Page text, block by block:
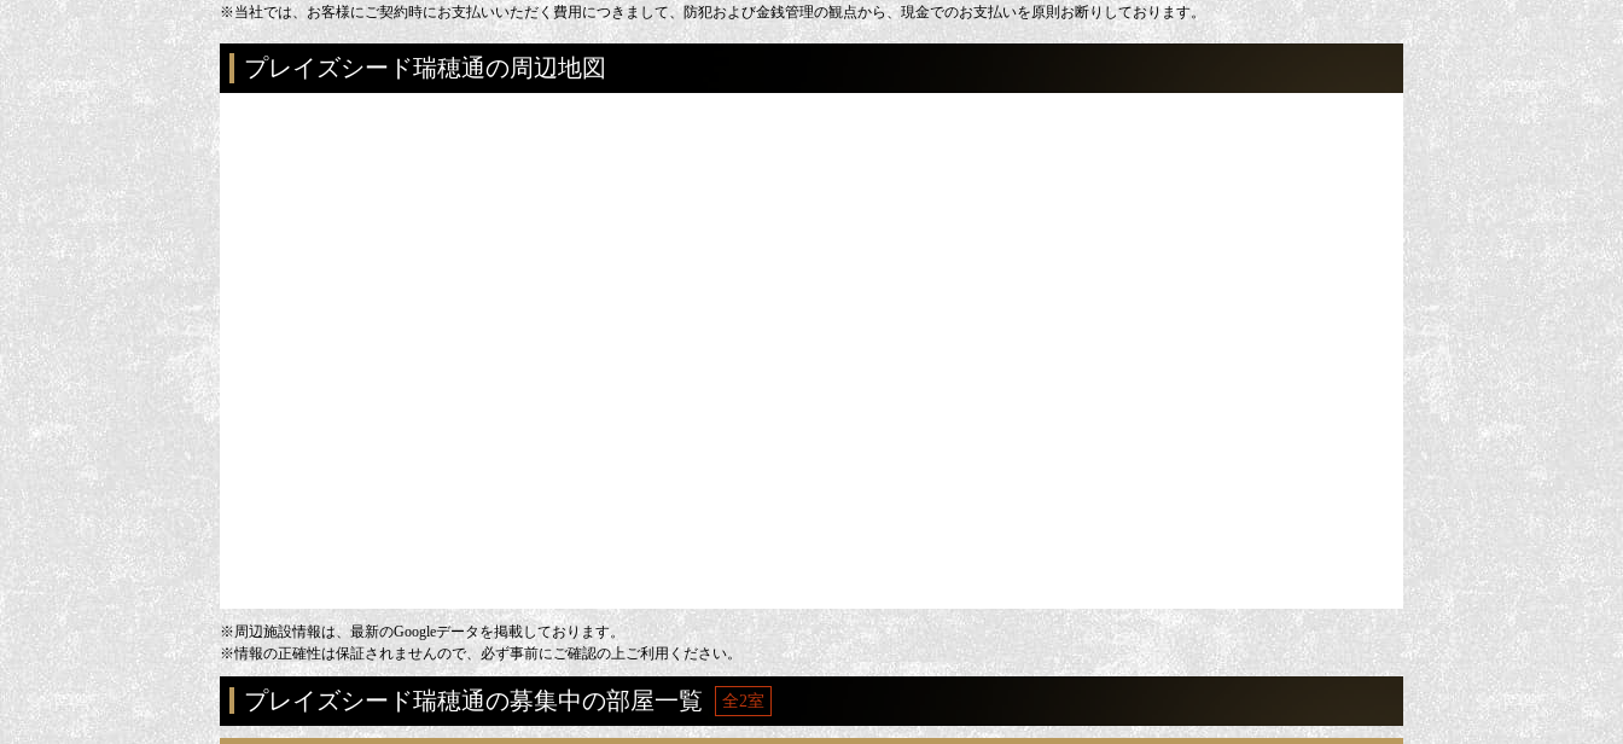
※当社では、お客様にご契約時にお支払いいただく費用につきまして、防犯および金銭管理の観点から、現金でのお支払いを原則お断りしております。
プレイズシード瑞穂通の周辺地図
※周辺施設情報は、最新のGoogleデータを掲載しております。
※情報の正確性は保証されませんので、必ず事前にご確認の上ご利用ください。
プレイズシード瑞穂通の募集中の部屋一覧 全2室